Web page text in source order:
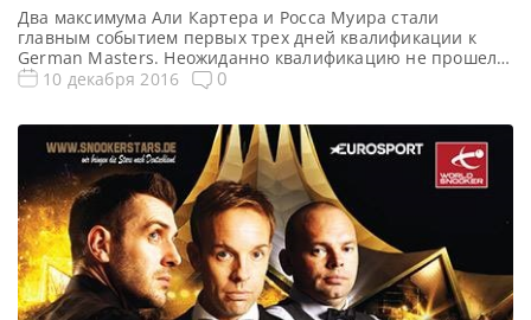
Два максимума Али Картера и Росса Муира стали
главным событием первых трех дней квалификации к
German Masters. Неожиданно квалификацию не прошел
Джон Хиггинс, уступив Чжао Синьтуну с разгромным
проиграл с таким же неприличным счетом 5-1 Тому
Форд. Так же в Германию не поедет Шон […]
10 декабря 2016 0